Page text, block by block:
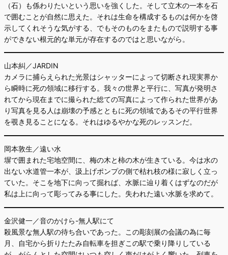
（石）も係わりたいという思いを強くした。そして立木の一本を石
で囲むことが自然に思えた。それは生命を構成するものは何かを啓
示してくれそうな気がする、でもそのものをまたもので説明する事
ができない根元的な単元が存在するのではと思いながら。
山本糾／JARDIN
カメラに捕らえられた光景はシャッターによって切断され現実界か
ら瞬時に死の領域に移行する。我々の世界と平行に、写真が発明さ
れてから現在までに撮られた総ての写真によって作られた世界があ
り写真を見る人は崩壊の予感とともに死の領域であるその平行世界
を覗き見ることになる。それはゆるやかな死のレッスンだ。
岡本敦生／遠い水
塀で囲まれた宅地空間に、梅の木と柿の木が生きている。今は水の
出ない水道管一本が、汲上げポンプの側で枯れ枝の様に寂しく立っ
ていた。そこを地下に向って掘れば、水脈に辿り着くはずなのだが
私は上に向って彫ってみる事にした。失われた遠い水脈を求めて。
金沢健一／音のかけら-無人駅にて
殺風景な無人駅の待ち合いであった。この彫刻展の会議の為に毎
月、自宅から折りたたみ自転車を担ぎこの駅で乗り降りしている